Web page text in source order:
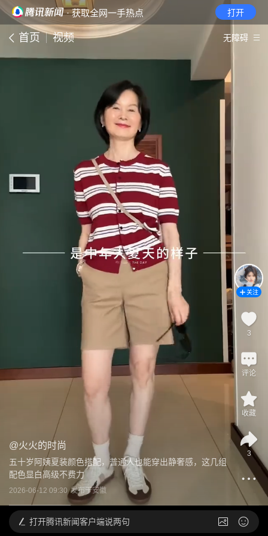
· 获取全网一手热点 打开
首页 视频 无障碍
@火火的时尚
五十岁阿姨夏装颜色搭配，普通人也能穿出静奢感，这几组
配色显白高级不费力
2026-06-12 09:30 发布于安徽
关注
3
评论
收藏
3
打开腾讯新闻客户端说两句